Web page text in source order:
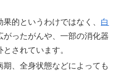
的というわけではなく、 白
がったがんや、一部の消化器
されています。
期、全身状態などによっても